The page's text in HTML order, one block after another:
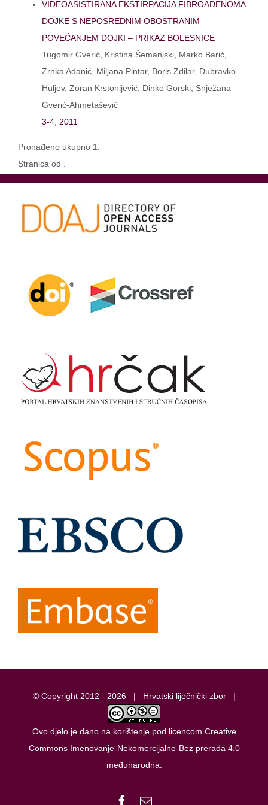
VIDEOASISTIRANA EKSTIRPACIJA FIBROADENOMA
DOJKE S NEPOSREDNIM OBOSTRANIM
POVEĆANJEM DOJKI – PRIKAZ BOLESNICE
Tugomir Gverić, Kristina Šemanjski, Marko Barić,
Zrnka Adanić, Miljana Pintar, Boris Zdilar, Dubravko
Huljev, Zoran Krstonijević, Dinko Gorski, Snježana
Gverić-Ahmetašević
3-4 2011
Pronađeno ukupno 1.
Stranica od .
© Copyright 2012 - 2026 | Hrvatski liječnički zbor|
Ovo djelo je dano na korištenje pod licencom Creative
Commons Imenovanje-Nekomercijalno-Bez prerada 4.0
međunarodna
Facebook
Email: